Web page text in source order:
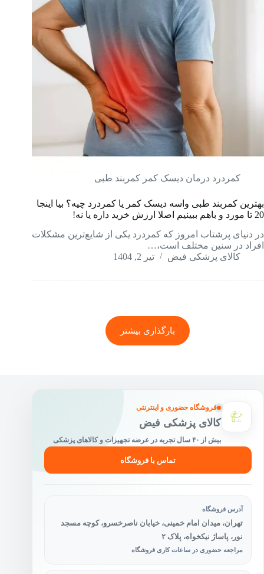
کمردرد درمان دیسک کمر کمربند طبی
بهترین کمربند طبی واسه دیسک کمر یا کمردرد چیه؟ بیا اینجا
20 تا مورد و باهم ببینیم اصلا ارزش خرید داره یا نه!
در دنیای پرشتاب امروز که کمردرد یکی از شایع‌ترین مشکلات
افراد در سنین مختلف است،…
کالای پزشکی فیض
تیر 2, 1404
بارگذاری بیشتر
فروشگاه حضوری و اینترنتی
کالای پزشکی فیض
بیش از ۴۰ سال تجربه در عرضه تجهیزات و کالاهای پزشکی
تماس با فروشگاه
آدرس فروشگاه
تهران، میدان امام خمینی، خیابان ناصرخسرو، کوچه مسجد
نور، پاساژ نیکخواه، پلاک ۲
مراجعه حضوری در ساعات کاری فروشگاه